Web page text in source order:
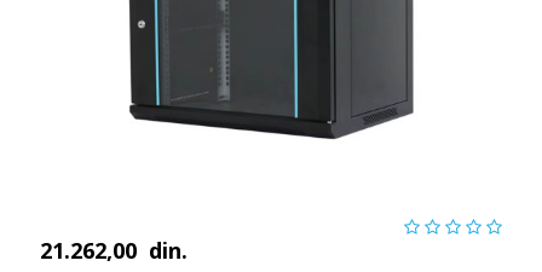
21.262,00 din.